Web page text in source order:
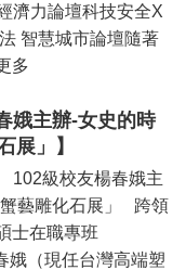
濟力論壇科技安全X
智慧城市論壇隨著
多
娥主辦-女史的時
展」】
102級校友楊春娥主
藝雕化石展」 跨領
士在職專班
娥（現任台灣高端塑